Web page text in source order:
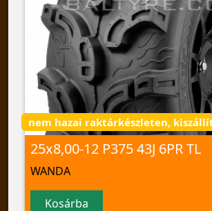
nem hazai raktárkészleten,
25x8,00-12 P375 43J 6PR TL
WANDA
Kosárba